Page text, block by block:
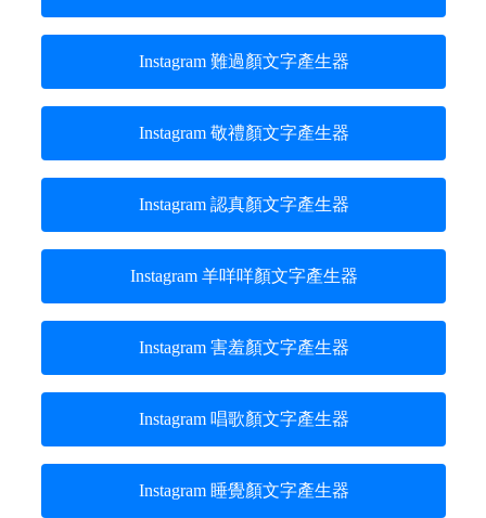
Instagram 難過顏文字產生器
Instagram 敬禮顏文字產生器
Instagram 認真顏文字產生器
Instagram 羊咩咩顏文字產生器
Instagram 害羞顏文字產生器
Instagram 唱歌顏文字產生器
Instagram 睡覺顏文字產生器